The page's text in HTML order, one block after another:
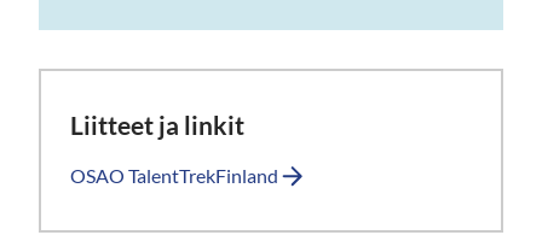
Liitteet ja linkit
OSAO TalentTrekFinland